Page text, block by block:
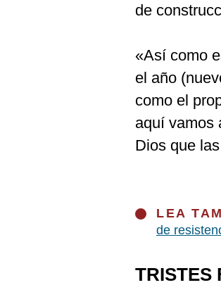
de
«Así como
el año
como el
aquí vamos
Dios que
LEA
de
TRISTES